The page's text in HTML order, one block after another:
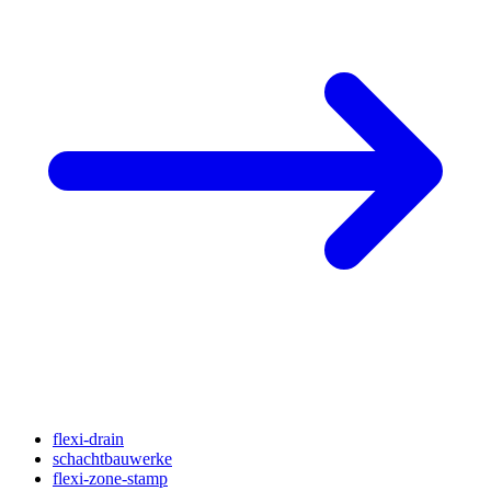
flexi-drain
schachtbauwerke
flexi-zone-stamp